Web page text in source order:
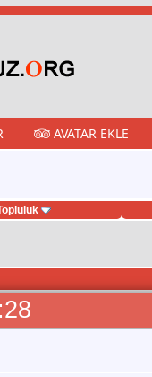
AVATAR EKLE